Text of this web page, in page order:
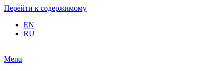
Перейти к содержимому
EN
RU
Menu